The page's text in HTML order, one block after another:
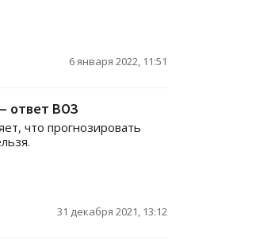
6 января 2022, 11:51
ответ ВОЗ
что прогнозировать
31 декабря 2021, 13:12